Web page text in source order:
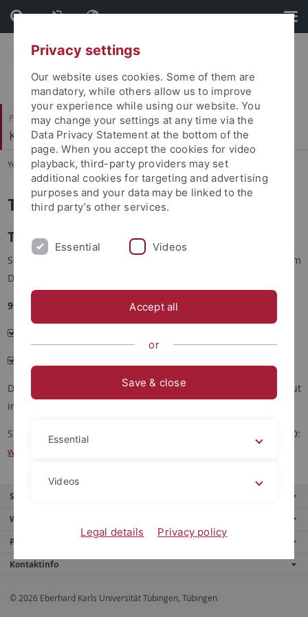
Skip
to
content
Skip
to
footer
Philosophische Fakultät
Koreanistik
You are here: Startseite ... TOPIK Anmeldeunterlagen
TOPIK Test in Tübingen
TOPIK Anmeldeunterlagen
Sie finden hier die Anmeldeunterlagen für den TOPIK-Test zum
Download.
99. TOPIK-TEST 2025 (am 12. April 2025)
Die Unterlagen wurden vom Koreanischen Erziehungsinstitut
in Deutschland (KEID) zur Verfügung gestellt.
Sie finden die Dokumente auch auf der Seite des KEID:
www.keid.de
Service
Weitere Angebote
Portale
Kontaktinfo
© 2026 Eberhard Karls Universität Tübingen, Tübingen
Privacy settings
Our website uses cookies. Some of them are
mandatory, while others allow us to improve
your experience while using our website. You
may change your settings at any time via the
Data Privacy Statement at the bottom of the
page. When you accept the cookies for video
playback, third-party providers may set
additional cookies for targeting and advertising
purposes and your data may be linked to the
third party’s other services.
Essential Videos
Accept all
or
Save & close
Essential
Videos
Legal details Privacy policy